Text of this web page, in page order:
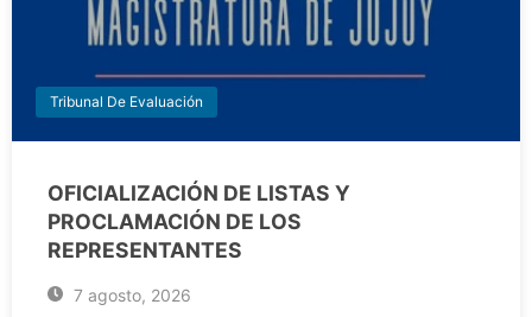
Tribunal De Evaluación
OFICIALIZACIÓN DE LISTAS Y
PROCLAMACIÓN DE LOS
REPRESENTANTES
7 agosto, 2026